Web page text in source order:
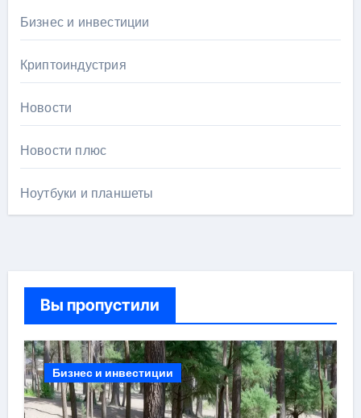
Бизнес и инвестиции
Криптоиндустрия
Новости
Новости плюс
Ноутбуки и планшеты
Вы пропустили
Бизнес и инвестиции